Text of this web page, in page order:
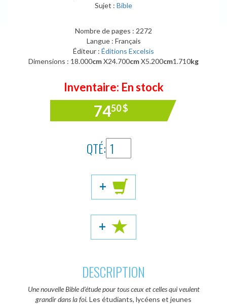
Sujet : Bible
Nombre de pages : 2272
Langue : Français
Éditeur : Éditions Excelsis
Dimensions : 18.000cmX24.700cmX5.200cm1.710kg
Inventaire: En stock
7450$
QTÉ:
+
+
DESCRIPTION
Une nouvelle Bible d’étude pour tous ceux et celles qui veulent
grandir dans la foi. Les étudiants, lycéens et jeunes